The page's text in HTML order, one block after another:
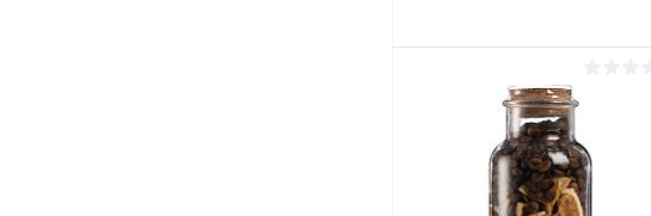
В корзину
Купить в 1 клик Сравнение
В избранное В наличии